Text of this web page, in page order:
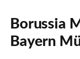
Borussia
Bayern